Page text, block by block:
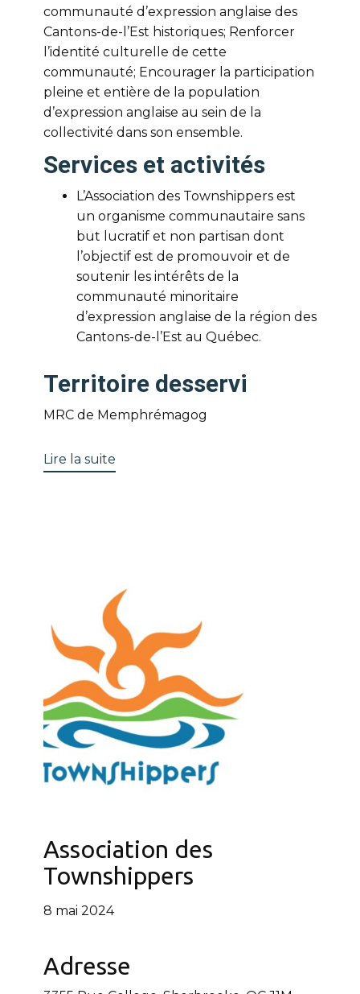
communauté d’expression anglaise des
Cantons-de-l’Est historiques; Renforcer
l’identité culturelle de cette
communauté; Encourager la participation
pleine et entière de la population
d’expression anglaise au sein de la
collectivité dans son ensemble.
Services et activités
L’Association des Townshippers est
un organisme communautaire sans
but lucratif et non partisan dont
l’objectif est de promouvoir et de
soutenir les intérêts de la
communauté minoritaire
d’expression anglaise de la région des
Cantons-de-l’Est au Québec.
Territoire desservi
MRC de Memphrémagog
Lire la suite
Association des
Townshippers
8 mai 2024
Adresse